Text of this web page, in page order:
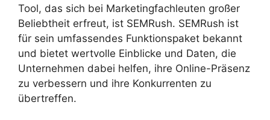
Tool, das sich bei Marketingfachleuten großer
Beliebtheit erfreut, ist SEMRush. SEMRush ist
für sein umfassendes Funktionspaket bekannt
und bietet wertvolle Einblicke und Daten, die
Unternehmen dabei helfen, ihre Online-Präsenz
zu verbessern und ihre Konkurrenten zu
übertreffen.